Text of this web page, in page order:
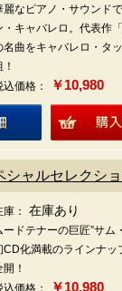
麗なピアノ・サウンド
・キャバレロ。代表作
名曲をキャバレロ・タ
込価格：
￥10,980
ャルセレクショ
庫： 在庫あり
ードテナーの巨匠”サム
CD化満載のラインナッ
開！
込価格：
￥10,980